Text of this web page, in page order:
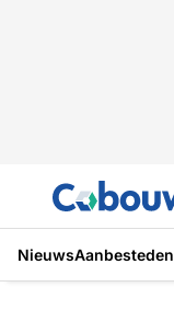
NieuwsAanbesteden